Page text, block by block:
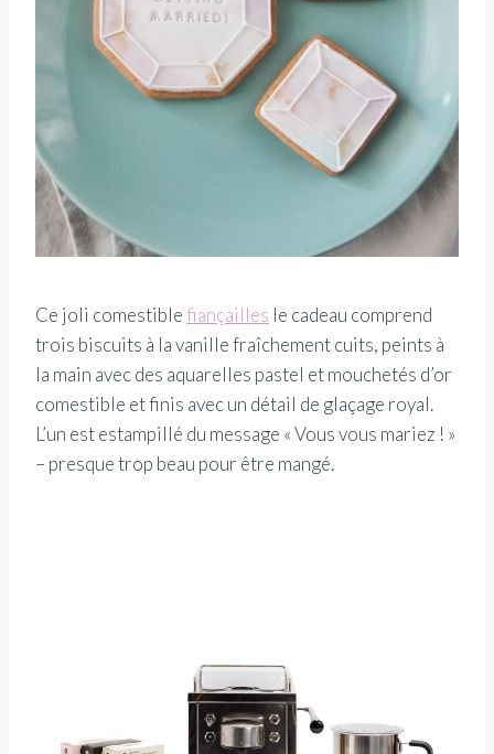
Ce joli comestiblefiançailles le cadeau comprend
trois biscuits à la vanille fraîchement cuits, peints à
la main avec des aquarelles pastel et mouchetés d’or
comestible et finis avec un détail de glaçage royal.
L’un est estampillé du message « Vous vous mariez ! »
– presque trop beau pour être mangé.